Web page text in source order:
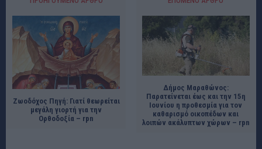
Ζωοδόχος Πηγή: Γιατί θεωρείται
μεγάλη γιορτή για την
Ορθοδοξία – rpn
Δήμος Μαραθώνος:
Παρατείνεται έως και την 15η
Ιουνίου η προθεσμία για τον
καθαρισμό οικοπέδων και
λοιπών ακάλυπτων χώρων – rpn